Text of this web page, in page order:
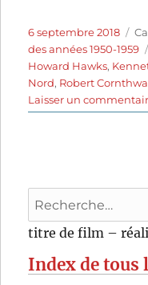
Publié
le
6 septembre 2018
des années 1950-1959
Howard Hawks,
Nord, Robert
Laisser un
Recherche
pour
titre de film –
Index de tous